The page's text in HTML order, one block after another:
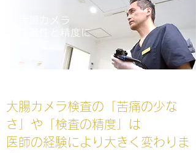
大腸カメラ
快適性と精度に
大腸カメラ検査の「苦痛の少な
さ」や「検査の精度」は
医師の経験により大きく変わりま